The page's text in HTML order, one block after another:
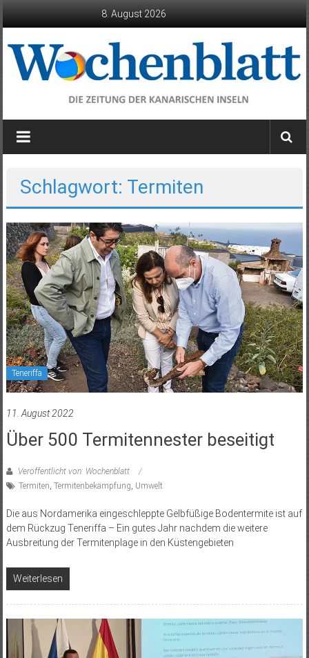
8. August 2026
Wochenblatt
die
Kanarischen
Inseln
Schlagwort: Termiten
Teneriffa
11. August 2022
Über 500 Termitennester beseitigt
Veröffentlicht von: Wochenblatt
Termiten Termitenbekämpfung Umwelt
Die aus Nordamerika eingeschleppte Gelbfüßige Bodentermite ist auf
dem Rückzug Teneriffa – Ein gutes Jahr nachdem die weitere
Ausbreitung der Termitenplage in den Küstengebieten
Weiterlesen